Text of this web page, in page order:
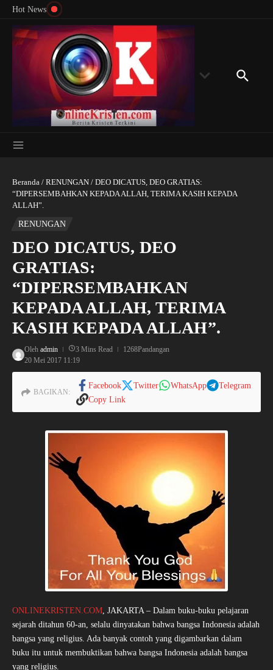
Lewati ke konten
Hot News
Beranda / RENUNGAN / DEO DICATUS, DEO GRATIAS:
“DIPERSEMBAHKAN KEPADA ALLAH, TERIMA KASIH KEPADA
ALLAH”.
RENUNGAN
DEO DICATUS, DEO
GRATIAS:
“DIPERSEMBAHKAN
KEPADA ALLAH, TERIMA
KASIH KEPADA ALLAH”.
Oleh admin 3 Mins Read
1268Pandangan
20 Mei 2017 11:19
BAGIKAN:
Facebook Twitter WhatsApp
Telegram
Copy Link
ONLINEKRISTEN.COM, JAKARTA – Dalam buku-buku pelajaran
sejarah ditahun 60-an, selalu dinyatakan bahwa bangsa Indonesia adalah
bangsa yang religius. Ada banyak contoh yang digambarkan dalam
buku itu untuk membuktikan bahwa bangsa Indonesia adalah bangsa
yang religius.